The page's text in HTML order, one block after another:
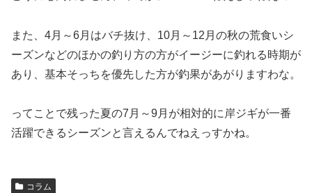
また、4月～6月はバチ抜け、10月～12月の秋の荒食いシ
ーズンなどのほかの釣り方の方がイージーに釣れる時期が
あり、基本そっちを優先した方が釣果があがりますわな。
ってことで残った夏の7月～9月が相対的に岸ジギが一番
活躍できるシーズンと言えるんでねえっすかね。
コラム